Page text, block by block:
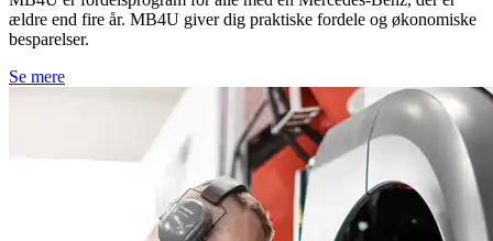
ældre end fire år. MB4U giver dig praktiske fordele og økonomiske
besparelser.
Se mere